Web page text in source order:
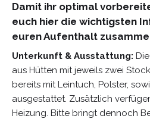
Damit ihr optimal
euch hier die wichtigsten
euren Aufenthalt
Unterkunft & Ausstattung:
aus Hütten mit jeweils zwei
bereits mit Leintuch, Polster,
ausgestattet. Zusätzlich
Heizung. Bitte bringt dennoch